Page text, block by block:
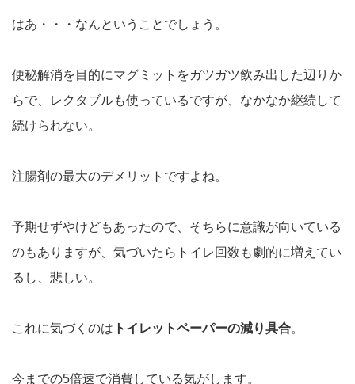
はあ・・・なんということでしょう。
便秘解消を目的にマグミットをガツガツ飲み出した辺りか
らで、レクタブルも使っているですが、なかなか継続して
続けられない。
注腸剤の最大のデメリットですよね。
予期せずやけどもあったので、そちらに意識が向いている
のもありますが、気づいたらトイレ回数も劇的に増えてい
るし、悲しい。
これに気づくのは トイレットペーパーの減り具合。
今までの5倍速で消費している気がします。